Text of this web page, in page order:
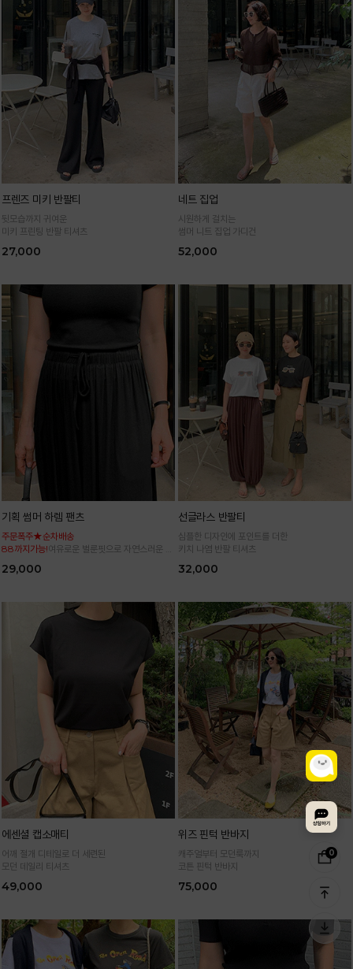
0
프렌즈 미키 반팔티
뒷모습까지 귀여운
미키 프린팅 반팔 티셔츠
27,000
네트 집업
시원하게 걸치는
썸머 니트 집업 가디건
52,000
기획 썸머 하렘 팬츠
주문폭주★순차배송
88까지가능!여유로운 벌룬핏으로 자연스러운 체
29,000
선글라스 반팔티
심플한 디자인에 포인트를 더한
키치 나염 반팔 티셔츠
32,000
에센셜 캡소매티
어깨 절개 디테일로 더 세련된
모던 데일리 티셔츠
49,000
위즈 핀턱 반바지
캐주얼부터 모던룩까지
코튼 핀턱 반바지
75,000